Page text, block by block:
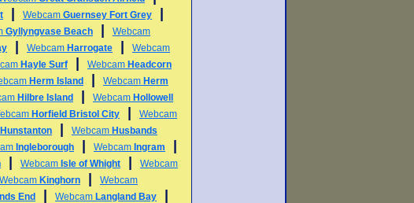
Webcam Guernsey Fort Grey
Gyllyngvase Beach
Webcam
Webcam Harrogate
Webcam
Hayle Surf Webcam Headcorn
Herm Island Webcam Herm
Hilbre Island Webcam Hollowell
Horfield Bristol City
Webcam
Hunstanton Webcam Husbands
Ingleborough Webcam Ingram
Webcam Isle of Whight
Webcam
Webcam Kinghorn
Webcam
End Webcam Langland Bay